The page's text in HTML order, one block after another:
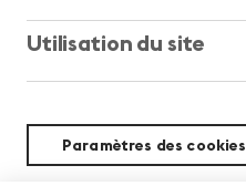
Utilisation du site
Paramètres des cookies